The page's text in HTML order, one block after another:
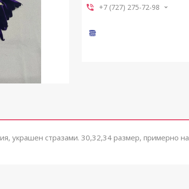
+7 (727) 275-72-98
украшен стразами. 30,32,34 размер, примерно на